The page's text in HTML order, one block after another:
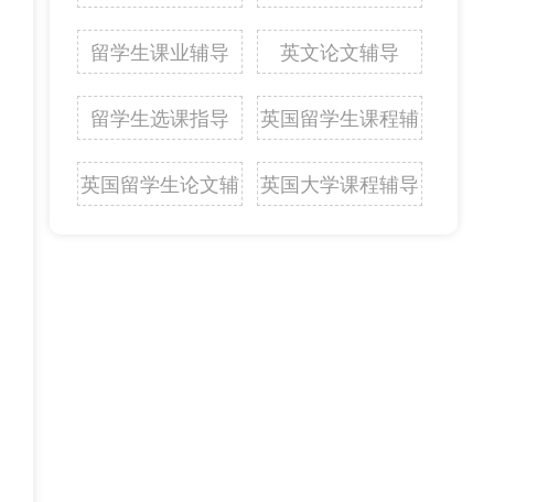
留学生课业辅导 英文论文辅导
留学生选课指导
英国留学生课程辅
导
英国留学生论文辅
英国大学课程辅导